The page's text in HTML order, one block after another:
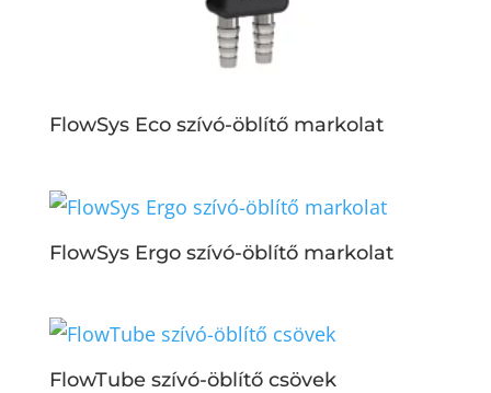
FlowSys Eco szívó-öblítő markolat
FlowSys Ergo szívó-öblítő markolat
FlowTube szívó-öblítő csövek